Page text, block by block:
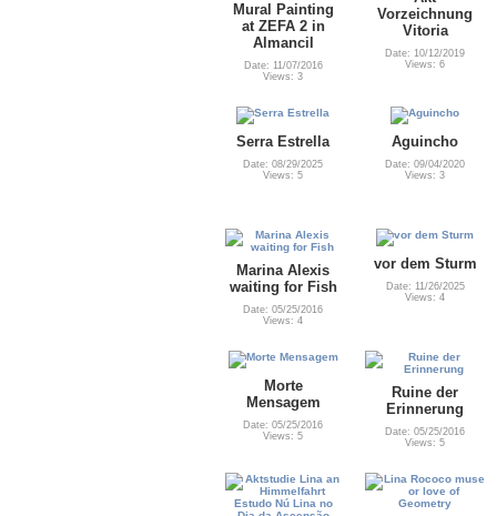
Mural Painting
at ZEFA 2 in
Almancil
Date: 11/07/2016
Views: 3
Vorzeichnung
Vitoria
Date: 10/12/2019
Views: 6
Serra Estrella
Date: 08/29/2025
Views: 5
Aguincho
Date: 09/04/2020
Views: 3
Marina Alexis
waiting for Fish
Date: 05/25/2016
Views: 4
vor dem Sturm
Date: 11/26/2025
Views: 4
Morte
Mensagem
Date: 05/25/2016
Views: 5
Ruine der
Erinnerung
Date: 05/25/2016
Views: 5